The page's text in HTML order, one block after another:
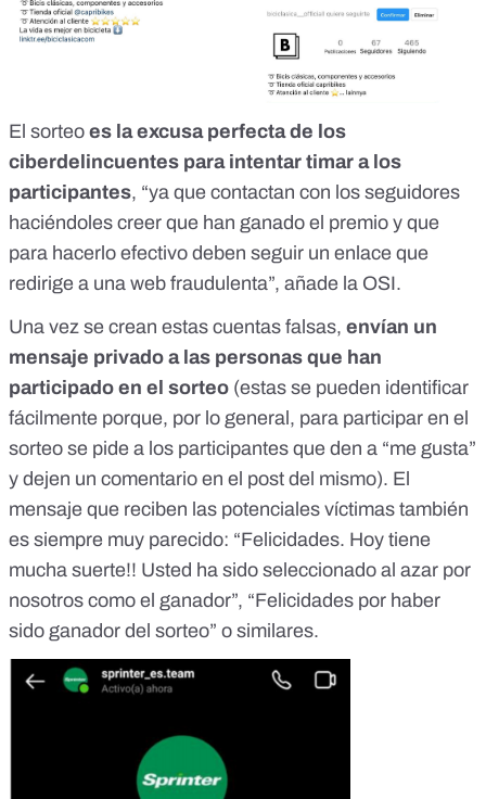
El sorteo es la excusa perfecta de los
ciberdelincuentes para intentar timar a los
participantes, “ya que contactan con los seguidores
haciéndoles creer que han ganado el premio y que
para hacerlo efectivo deben seguir un enlace que
redirige a una web fraudulenta”, añade la OSI.
Una vez se crean estas cuentas falsas, envían un
mensaje privado a las personas que han
participado en el sorteo (estas se pueden identificar
fácilmente porque, por lo general, para participar en el
sorteo se pide a los participantes que den a “me gusta”
y dejen un comentario en el post del mismo). El
mensaje que reciben las potenciales víctimas también
es siempre muy parecido: “Felicidades. Hoy tiene
mucha suerte!! Usted ha sido seleccionado al azar por
nosotros como el ganador”, “Felicidades por haber
sido ganador del sorteo” o similares.